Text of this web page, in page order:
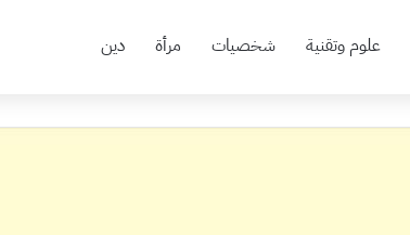
علوم وتقنية شخصيات مرأة دين